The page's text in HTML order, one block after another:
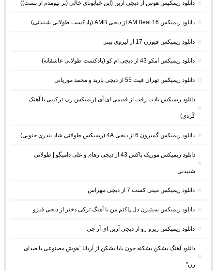
دانلود ریمکیس هوس از دیجی آرین (این خیابونای خالی (بر نیومدم از پست))
دانلود ریمیکس AM Beat 16 از دیجی AMB (پادکست طولانی شنیدنی)
دانلود ریمیکس فیوژن 17 از لیروی بیتز
دانلود ریمیکس امکو 43 از دیجی ام کو (پادکست طولانی عاشقانه)
دانلود ریمیکس تهران فیت 55 از دیجی باربد و محمد موریانی
دانلود ریمیکس یادت رفت از قدیمی ای آی (ریمیکس رپ ترکیبی با آهنک
کُردی)
دانلود ریمیکس گمبرون 6 از دیجی 4A (ریمیکس طولانی شاد بندری جنوبی)
دانلود ریمیکس موزیک باکس 43 از دیجی رهام و علی دامیگو | طولانی
شنیدنی
دانلود ریمیکس مینی کست 7 از دیجی مهراس
دانلود ریمیکس سیتیزن دل پاکتم من با آهنگ ترکی دختر از دیجی فنزو
دانلود ریمیکس زیرو رو از دیجی آرین ای آر جی
دانلود آهنگ بشکن بشکنه جون بابا بشکن از آریانا “هوش مصنوعی با صدای
زن”